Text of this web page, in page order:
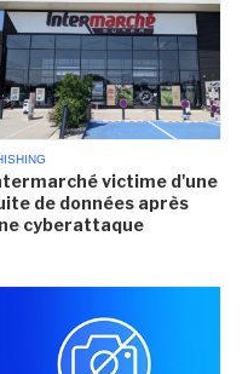
victime d'une
de données après
cyberattaque